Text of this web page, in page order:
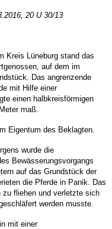
20 U 30/13
Kreis Lüneburg stand das
auf dem im
Das angrenzende
mit Hilfe einer
einen halbkreisförmigen
maß.
Eigentum des Beklagten.
wurde die
Bewässerungsvorgangs
auf das Grundstück der
die Pferde in Panik. Das
zu fliehen und verletzte sich
werden musste.
mit einer